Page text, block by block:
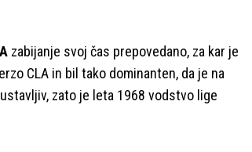
zabijanje svoj čas prepovedano, za kar je
CLA in bil tako dominanten, da je na
zato je leta 1968 vodstvo lige